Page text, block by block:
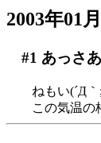
2003年01
#1 あっさ
ねもい(´Д
この気温の